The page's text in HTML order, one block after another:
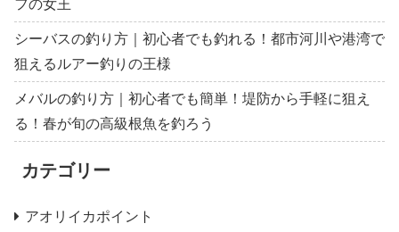
フの女王
シーバスの釣り方｜初心者でも釣れる！都市河川や港湾で
狙えるルアー釣りの王様
メバルの釣り方｜初心者でも簡単！堤防から手軽に狙え
る！春が旬の高級根魚を釣ろう
カテゴリー
アオリイカポイント